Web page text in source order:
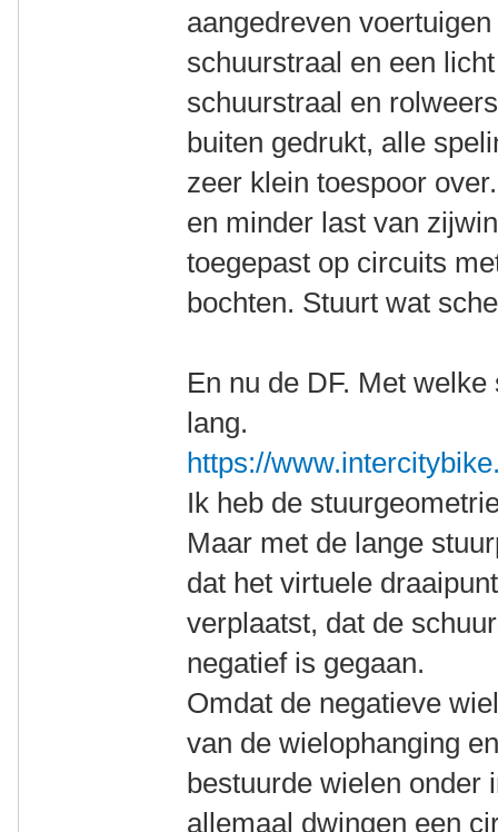
aangedreven
schuurstraal en een
schuurstraal en
buiten gedrukt, alle
zeer klein toespoor
en minder last van
toegepast op circuits
bochten. Stuurt wat
En nu de DF. Met
lang.
https://
Ik heb de
Maar met de lange
dat het virtuele
verplaatst, dat de
negatief is gegaan.
Omdat de negatieve
van de wielophanging
bestuurde wielen onder
allemaal dwingen een